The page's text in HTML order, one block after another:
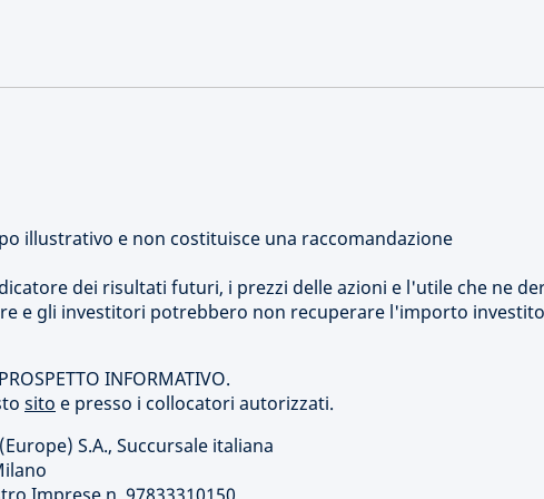
illustrativo e non costituisce una raccomandazione
dei risultati futuri, i prezzi delle azioni e l'utile che ne
e gli investitori potrebbero non recuperare l'importo
INFORMATIVO.
sito e presso i collocatori autorizzati.
S.A., Succursale italiana